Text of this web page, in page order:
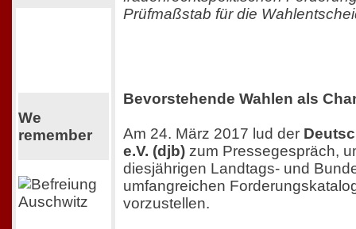
We
remember
Prüfmaßstab für die
Bevorstehende Wahlen als
Am 24. März 2017 lud der
e.V. (djb) zum Pressegespräch,
diesjährigen Landtags- und
umfangreichen
vorzustellen.